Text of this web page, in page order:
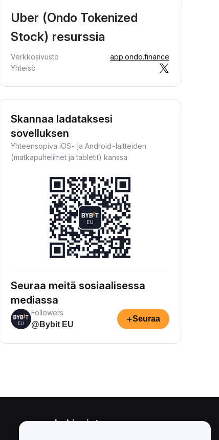
Uber (Ondo Tokenized
Stock) resurssia
Verkkosivusto
app.ondo.finance
Yhteisö
Skannaa ladataksesi
sovelluksen
Yhteensopiva iOS- ja Android-laitteiden
(matkapuhelimet ja tabletit) kanssa
Seuraa meitä sosiaalisessa
mediassa
Followers
@Bybit EU
+Seuraa
Lakiasiat